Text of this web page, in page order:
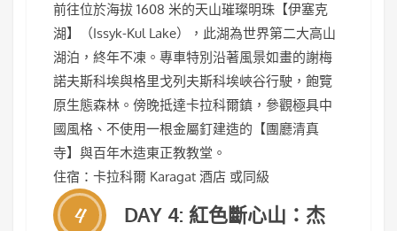
前往位於海拔 1608 米的天山璀璨明珠【伊塞克
湖】（Issyk-Kul Lake），此湖為世界第二大高山
湖泊，終年不凍。專車特別沿著風景如畫的謝梅
諾夫斯科埃與格里戈列夫斯科埃峽谷行駛，飽覽
原生態森林。傍晚抵達卡拉科爾鎮，參觀極具中
國風格、不使用一根金屬釘建造的【團廳清真
寺】與百年木造東正教教堂。
住宿：卡拉科爾 Karagat 酒店 或同級
4
DAY 4: 紅色斷心山：杰